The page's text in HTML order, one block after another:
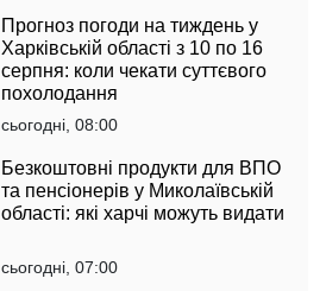
Прогноз погоди на тиждень у
Харківській області з 10 по 16
серпня: коли чекати суттєвого
похолодання
сьогодні, 08:00
Безкоштовні продукти для ВПО
та пенсіонерів у Миколаївській
області: які харчі можуть видати
сьогодні, 07:00